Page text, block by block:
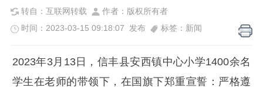
转自：互联网转载
作者：版权所有者
时间：2023-03-15 09:18:07 发布
标签：新闻
2023年3月13日，信丰县安西镇中心小学1400余名
学生在老师的带领下，在国旗下郑重宣誓：严格遵